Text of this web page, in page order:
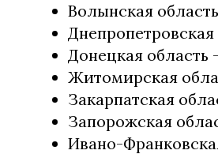
Волынская
Днепропетровская
Донецкая область
Житомирская
Закарпатская
Запорожская
Ивано-